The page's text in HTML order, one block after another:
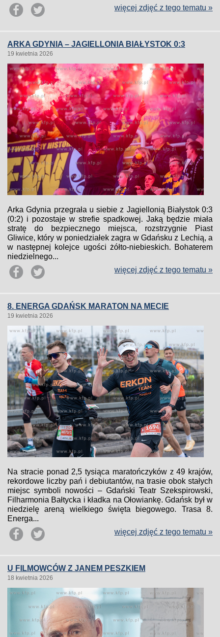
więcej zdjęć z tego tematu »
ARKA GDYNIA – JAGIELLONIA BIAŁYSTOK 0:3
19 kwietnia 2026
Arka Gdynia przegrała u siebie z Jagiellonią Białystok 0:3
(0:2) i pozostaje w strefie spadkowej. Jaką będzie miała
stratę do bezpiecznego miejsca, rozstrzygnie Piast
Gliwice, który w poniedziałek zagra w Gdańsku z Lechią, a
w następnej kolejce ugości żółto-niebieskich. Bohaterem
niedzielnego...
więcej zdjęć z tego tematu »
8. ENERGA GDAŃSK MARATON NA MECIE
19 kwietnia 2026
Na stracie ponad 2,5 tysiąca maratończyków z 49 krajów,
rekordowe liczby pań i debiutantów, na trasie obok stałych
miejsc symboli nowości – Gdański Teatr Szekspirowski,
Filharmonia Bałtycka i kładka na Ołowiankę. Gdańsk był w
niedzielę areną wielkiego święta biegowego. Trasa 8.
Energa...
więcej zdjęć z tego tematu »
U FILMOWCÓW Z JANEM PESZKIEM
18 kwietnia 2026